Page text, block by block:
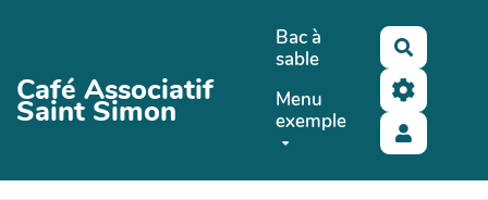
Café Associatif
Saint Simon
Bac à
sable
Menu
exemple